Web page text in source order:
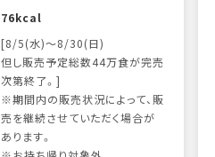
76kcal
[8/5(水)～8/30(日)
但し販売予定総数44万食が完売
次第終了。]
※期間内の販売状況によって、販
売を継続させていただく場合が
あります。